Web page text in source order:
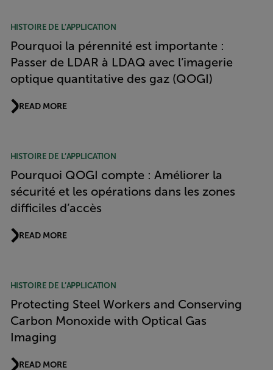
HISTOIRE DE L’APPLICATION
Pourquoi la pérennité est importante :
Passer de LDAR à LDAQ avec l’imagerie
optique quantitative des gaz (QOGI)
READ MORE
HISTOIRE DE L’APPLICATION
Pourquoi QOGI compte : Améliorer la
sécurité et les opérations dans les zones
difficiles d’accès
READ MORE
HISTOIRE DE L’APPLICATION
Protecting Steel Workers and Conserving
Carbon Monoxide with Optical Gas
Imaging
READ MORE